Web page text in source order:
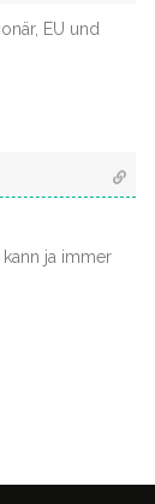
EU und
ja immer